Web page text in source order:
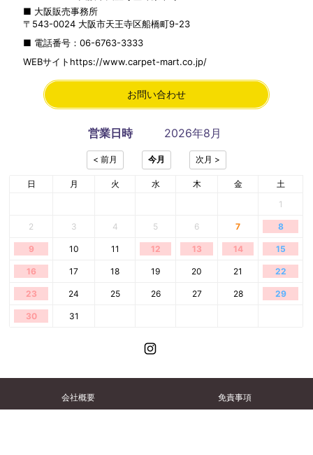
■ 大阪販売事務所
〒 543-0024 大阪市天王寺区船橋町9-23
■ 電話番号：06-6763-3333
WEBサイト https://www.carpet-mart.co.jp/
お問い合わせ
営業日時 2026年8月
日 月 火 水 木 金
土
1
2 3 4 5 6 7 8
9 10 11 12 13 14 15
16 17 18 19 20 21 22
23 24 25 26 27 28 29
30 31
会社概要 免責事項